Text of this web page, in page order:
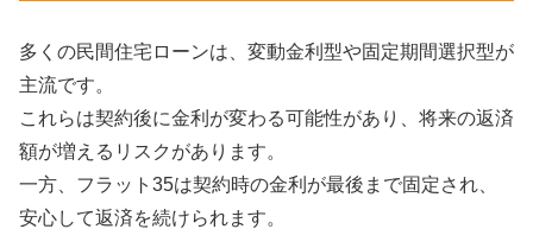
多くの民間住宅ローンは、変動金利型や固定期間選択型が
主流です。
これらは契約後に金利が変わる可能性があり、将来の返済
額が増えるリスクがあります。
一方、フラット35は契約時の金利が最後まで固定され、
安心して返済を続けられます。